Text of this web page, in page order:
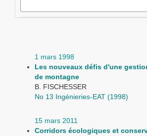
1 mars 1998
Les nouveaux défis d'une
de montagne
B. FISCHESSER
No 13 Ingénieries-EAT (1998)
15 mars 2011
Corridors écologiques et